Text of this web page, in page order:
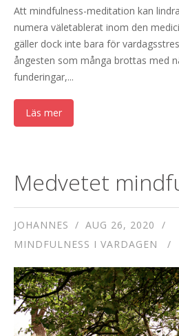
Att mindfulness-meditation kan
numera väletablerat inom den
gäller dock inte bara för
ångesten som många brottas med
funderingar,...
Läs mer
Medvetet
JOHANNES
AUG 26, 2020
MINDFULNESS I VARDAGEN